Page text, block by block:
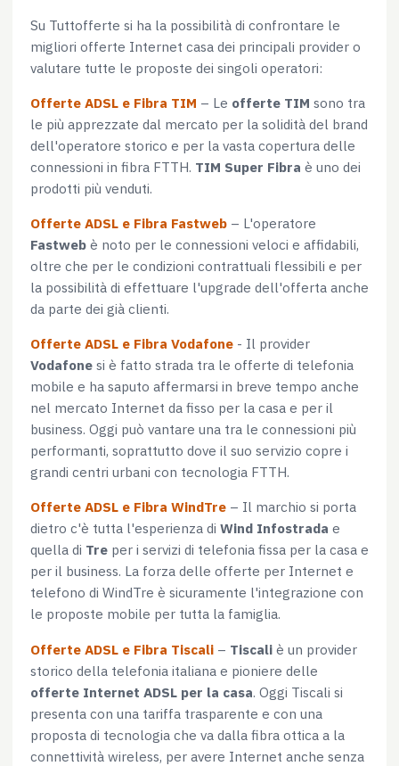
Su Tuttofferte si ha la possibilità di confrontare le
migliori offerte Internet casa dei principali provider o
valutare tutte le proposte dei singoli operatori:
Offerte ADSL e Fibra TIM – Le offerte TIM sono tra
le più apprezzate dal mercato per la solidità del brand
dell'operatore storico e per la vasta copertura delle
connessioni in fibra FTTH. TIM Super Fibra è uno dei
prodotti più venduti.
Offerte ADSL e Fibra Fastweb – L'operatore
Fastweb è noto per le connessioni veloci e affidabili,
oltre che per le condizioni contrattuali flessibili e per
la possibilità di effettuare l'upgrade dell'offerta anche
da parte dei già clienti.
Offerte ADSL e Fibra Vodafone - Il provider
Vodafone si è fatto strada tra le offerte di telefonia
mobile e ha saputo affermarsi in breve tempo anche
nel mercato Internet da fisso per la casa e per il
business. Oggi può vantare una tra le connessioni più
performanti, soprattutto dove il suo servizio copre i
grandi centri urbani con tecnologia FTTH.
Offerte ADSL e Fibra WindTre – Il marchio si porta
dietro c'è tutta l'esperienza di Wind Infostrada e
quella di Tre per i servizi di telefonia fissa per la casa e
per il business. La forza delle offerte per Internet e
telefono di WindTre è sicuramente l'integrazione con
le proposte mobile per tutta la famiglia.
Offerte ADSL e Fibra Tiscali – Tiscali è un provider
storico della telefonia italiana e pioniere delle
offerte Internet ADSL per la casa. Oggi Tiscali si
presenta con una tariffa trasparente e con una
proposta di tecnologia che va dalla fibra ottica a la
connettività wireless, per avere Internet anche senza